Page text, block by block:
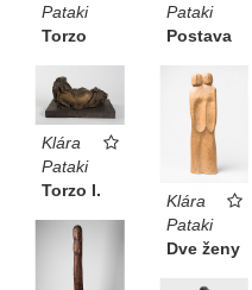
Pataki
Torzo
Pataki
Postava
Klára
Pataki
Torzo I.
Klára
Pataki
Dve ženy